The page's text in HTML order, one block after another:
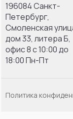
196084 Санкт-
Петербург,
Смоленская
дом 33, литерa Б,
офис 8 с 10:00 до
18:00 Пн-Пт
Политика